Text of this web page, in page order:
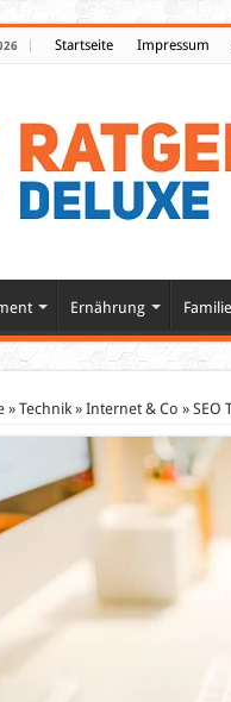
Startseite Impressum
Ernährung Familie
» Technik » Internet & Co » SEO